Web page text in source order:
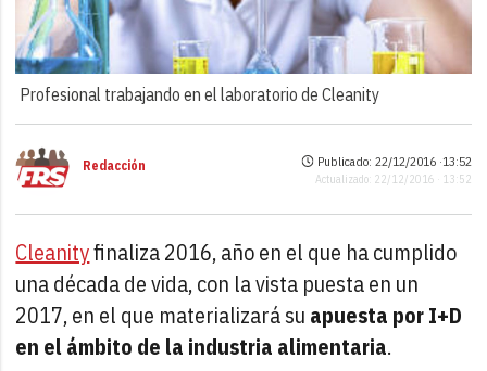
Profesional trabajando en el laboratorio de Cleanity
Redacción Publicado: 22/12/2016 ·13:52
Actualizado: 22/12/2016 · 13:52
Cleanityfinaliza 2016, año en el que ha cumplido
una década de vida, con la vista puesta en un
2017, en el que materializará su apuesta por I+D
en el ámbito de la industria alimentaria.